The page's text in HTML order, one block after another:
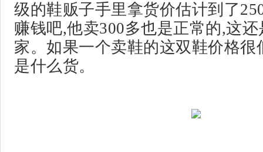
级的鞋贩子手里拿货价估计到了
赚钱吧,他卖300多也是正常的,这
家。如果一个卖鞋的这双鞋价格很
是什么货。